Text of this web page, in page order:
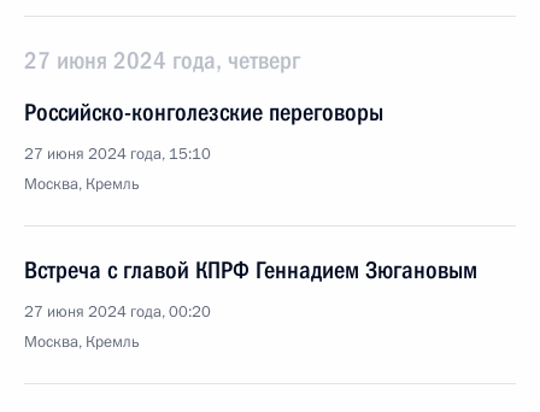
27 июня 2024 года, четверг
Российско-конголезские переговоры
27 июня 2024 года, 15:10
Москва, Кремль
Встреча с главой КПРФ Геннадием Зюгановым
27 июня 2024 года, 00:20
Москва, Кремль